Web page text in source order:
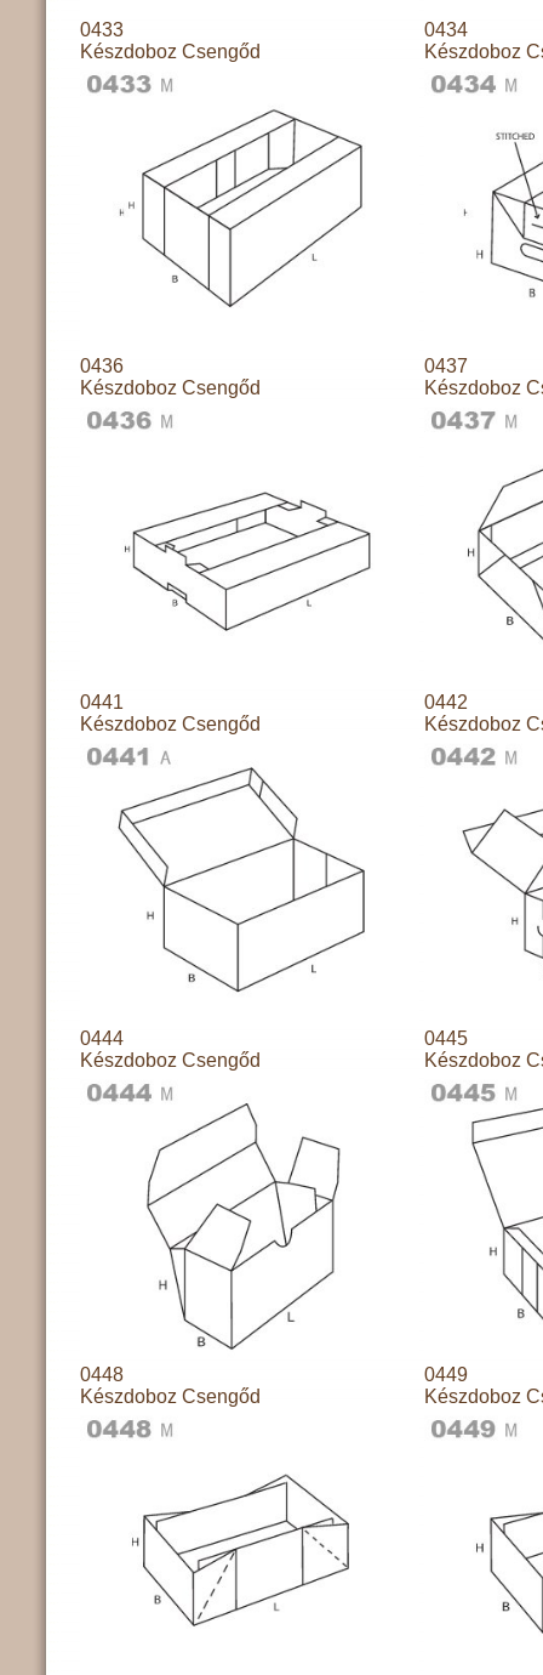
0433
Készdoboz Csengőd
0434
Készdoboz
0436
Készdoboz Csengőd
0437
Készdoboz
0441
Készdoboz Csengőd
0442
Készdoboz
0444
Készdoboz Csengőd
0445
Készdoboz
0448
Készdoboz Csengőd
0449
Készdoboz